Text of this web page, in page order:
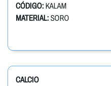
CÓDIGO: KALAM
MATERIAL:SORO
CALCIO